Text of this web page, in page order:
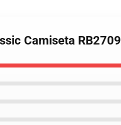
Camiseta RB2709